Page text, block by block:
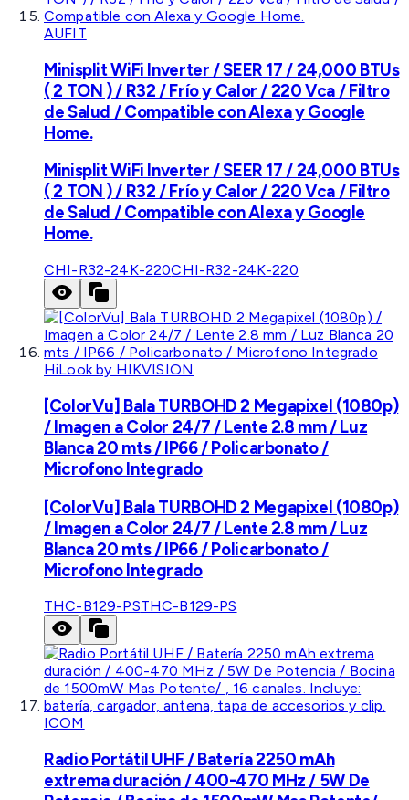
AUFIT
Minisplit WiFi Inverter / SEER 17 / 24,000 BTUs
( 2 TON ) / R32 / Frío y Calor / 220 Vca / Filtro
de Salud / Compatible con Alexa y Google
Home.
Minisplit WiFi Inverter / SEER 17 / 24,000 BTUs
( 2 TON ) / R32 / Frío y Calor / 220 Vca / Filtro
de Salud / Compatible con Alexa y Google
Home.
CHI-R32-24K-220CHI-R32-24K-220
HiLook by HIKVISION
[ColorVu] Bala TURBOHD 2 Megapixel (1080p)
/ Imagen a Color 24/7 / Lente 2.8 mm / Luz
Blanca 20 mts / IP66 / Policarbonato /
Microfono Integrado
[ColorVu] Bala TURBOHD 2 Megapixel (1080p)
/ Imagen a Color 24/7 / Lente 2.8 mm / Luz
Blanca 20 mts / IP66 / Policarbonato /
Microfono Integrado
THC-B129-PSTHC-B129-PS
ICOM
Radio Portátil UHF / Batería 2250 mAh
extrema duración / 400-470 MHz / 5W De